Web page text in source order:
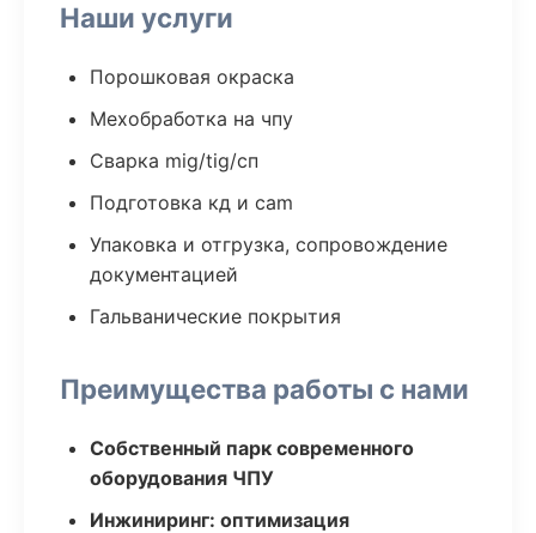
Наши услуги
Порошковая окраска
Мехобработка на чпу
Сварка mig/tig/сп
Подготовка кд и cam
Упаковка и отгрузка, сопровождение
документацией
Гальванические покрытия
Преимущества работы с нами
Собственный парк современного
оборудования ЧПУ
Инжиниринг: оптимизация